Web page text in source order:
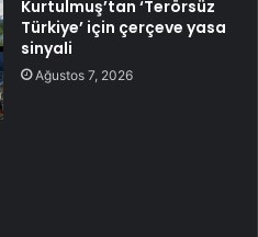
Kurtulmuş’tan ‘Terörsüz
Türkiye’ için çerçeve yasa
sinyali
Ağustos 7, 2026